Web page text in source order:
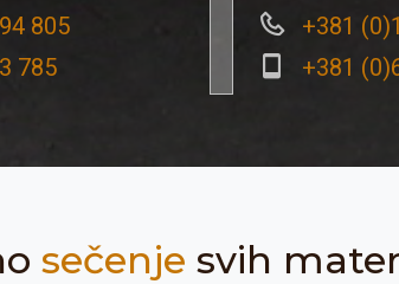
805
785
+381
+381
sečenje svih